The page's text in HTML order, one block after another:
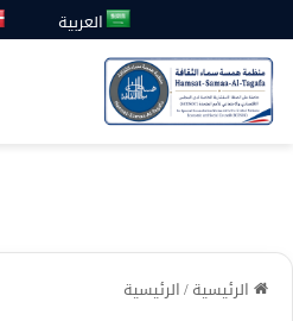
العربية
الرئيسية/الرئيسية